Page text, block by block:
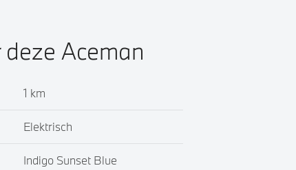
Aceman
1 km
Elektrisch
Indigo Sunset Blue